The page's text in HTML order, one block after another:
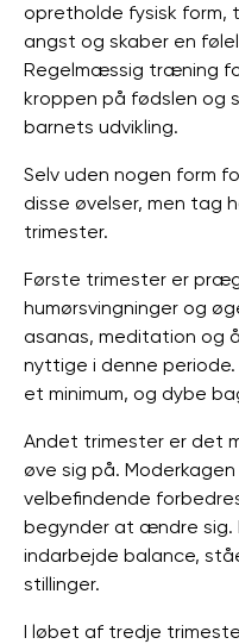
opretholde fysisk
angst og skaber en
Regelmæssig træning
kroppen på fødslen og
barnets udvikling.
Selv uden nogen form
disse øvelser, men tag
trimester.
Første trimester er
humørsvingninger og
asanas, meditation og
nyttige i denne
et minimum, og dybe
Andet trimester er det
øve sig på.
velbefindende
begynder at ændre sig.
indarbejde balance,
stillinger.
I løbet af tredje